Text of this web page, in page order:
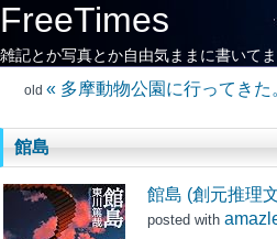
FreeTimes
雑記とか写真とか自由気ままに書いてま
old « 多摩動物公園に行ってきた
館島
館島 (創元推理
posted with